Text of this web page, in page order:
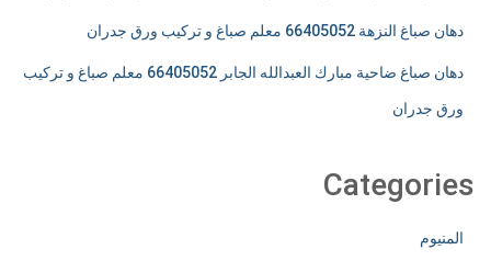
دهان صباغ النزهة 66405052 معلم صباغ و تركيب ورق جدران
دهان صباغ ضاحية مبارك العبدالله الجابر 66405052 معلم صباغ و تركيب
ورق جدران
Categories
المنيوم